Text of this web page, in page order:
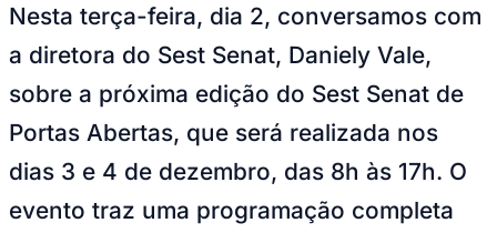
Nesta terça-feira, dia 2, conversamos com
a diretora do Sest Senat, Daniely Vale,
sobre a próxima edição do Sest Senat de
Portas Abertas, que será realizada nos
dias 3 e 4 de dezembro, das 8h às 17h. O
evento traz uma programação completa